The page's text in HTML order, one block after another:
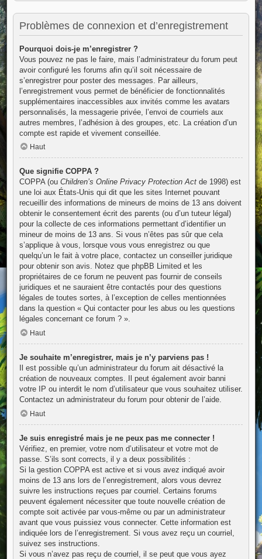
Problèmes de connexion et d’enregistrement
Pourquoi dois-je m’enregistrer ?
Vous pouvez ne pas le faire, mais l’administrateur du forum peut
avoir configuré les forums afin qu’il soit nécessaire de
s’enregistrer pour poster des messages. Par ailleurs,
l’enregistrement vous permet de bénéficier de fonctionnalités
supplémentaires inaccessibles aux invités comme les avatars
personnalisés, la messagerie privée, l’envoi de courriels aux
autres membres, l’adhésion à des groupes, etc. La création d’un
compte est rapide et vivement conseillée.
Haut
Que signifie COPPA ?
COPPA (ou Children’s Online Privacy Protection Actde 1998) est
une loi aux États-Unis qui dit que les sites Internet pouvant
recueillir des informations de mineurs de moins de 13 ans doivent
obtenir le consentement écrit des parents (ou d’un tuteur légal)
pour la collecte de ces informations permettant d’identifier un
mineur de moins de 13 ans. Si vous n’êtes pas sûr que cela
s’applique à vous, lorsque vous vous enregistrez ou que
quelqu’un le fait à votre place, contactez un conseiller juridique
pour obtenir son avis. Notez que phpBB Limited et les
propriétaires de ce forum ne peuvent pas fournir de conseils
juridiques et ne sauraient être contactés pour des questions
légales de toutes sortes, à l’exception de celles mentionnées
dans la question « Qui contacter pour les abus ou les questions
légales concernant ce forum ? ».
Haut
Je souhaite m’enregistrer, mais je n’y parviens pas !
Il est possible qu’un administrateur du forum ait désactivé la
création de nouveaux comptes. Il peut également avoir banni
votre IP ou interdit le nom d’utilisateur que vous souhaitez utiliser.
Contactez un administrateur du forum pour obtenir de l’aide.
Haut
Je suis enregistré mais je ne peux pas me connecter !
Vérifiez, en premier, votre nom d’utilisateur et votre mot de
passe. S’ils sont corrects, il y a deux possibilités :
Si la gestion COPPA est active et si vous avez indiqué avoir
moins de 13 ans lors de l’enregistrement, alors vous devrez
suivre les instructions reçues par courriel. Certains forums
peuvent également nécessiter que toute nouvelle création de
compte soit activée par vous-même ou par un administrateur
avant que vous puissiez vous connecter. Cette information est
indiquée lors de l’enregistrement. Si vous avez reçu un courriel,
suivez ses instructions.
Si vous n’avez pas reçu de courriel, il se peut que vous ayez